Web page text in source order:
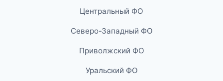
Центральный ФО
Северо-Западный ФО
Приволжский ФО
Уральский ФО